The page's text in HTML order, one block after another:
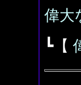
偉大
┗【